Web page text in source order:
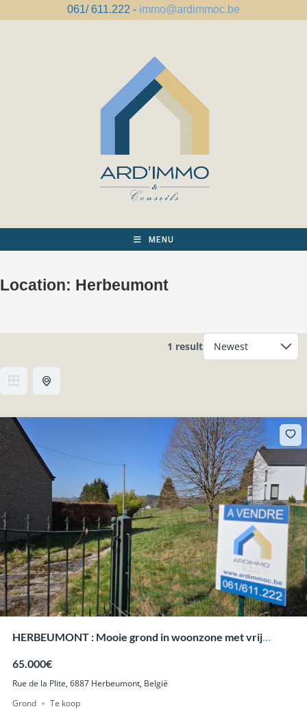
061/ 611.222 - immo@ardimmoc.be
MENU
Location: Herbeumont
1 result
HERBEUMONT : Mooie grond in woonzone met vrij
65.000€
Rue de la Plite, 6887 Herbeumont, België
Grond
Te koop